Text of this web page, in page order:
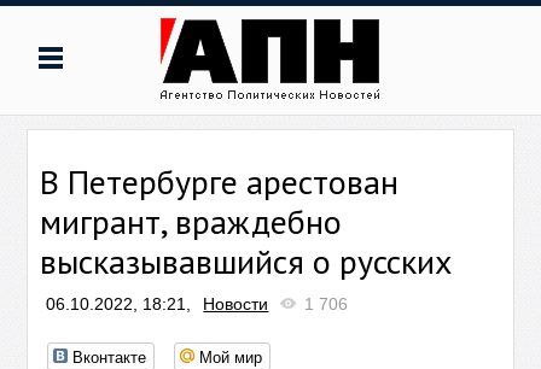
В Петербурге арестован
мигрант, враждебно
высказывавшийся о русских
06.10.2022, 18:21, Новости 1 706
Вконтакте Мой мир